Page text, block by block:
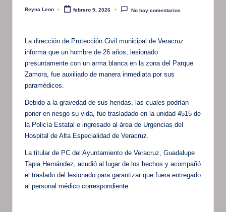
Publicado
Reyna Leon febrero 9, 2026 No hay comentarios
La dirección de Protección Civil municipal de Veracruz
informa que un hombre de 26 años, lesionado
presuntamente con un arma blanca en la zona del Parque
Zamora, fue auxiliado de manera inmediata por sus
paramédicos.
Debido a la gravedad de sus heridas, las cuales podrían
poner en riesgo su vida, fue trasladado en la unidad 4515 de
la Policía Estatal e ingresado al área de Urgencias del
Hospital de Alta Especialidad de Veracruz.
La titular de PC del Ayuntamiento de Veracruz, Guadalupe
Tapia Hernández, acudió al lugar de los hechos y acompañó
el traslado del lesionado para garantizar que fuera entregado
al personal médico correspondiente.